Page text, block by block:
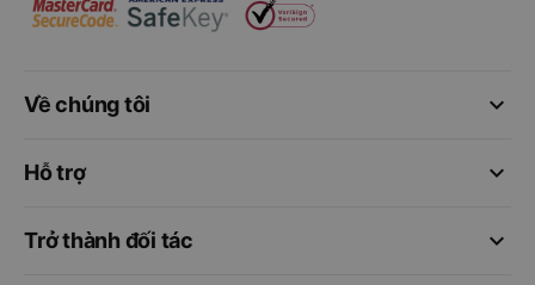
keyboard_arrow_down
Về chúng tôi
keyboard_arrow_down
Hỗ trợ
keyboard_arrow_down
Trở thành đối tác